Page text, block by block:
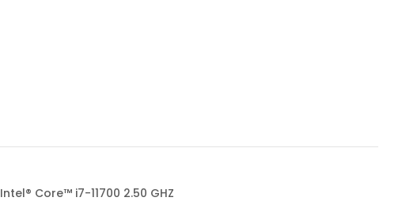
Intel® Core™ i7-11700 2.50 GHZ